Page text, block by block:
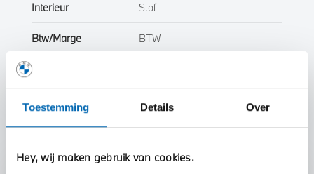
Toestemming Details Over
Hey, wij maken gebruik van cookies.
Interieur Stof
Btw/Marge BTW
Toon alle eigenschappen